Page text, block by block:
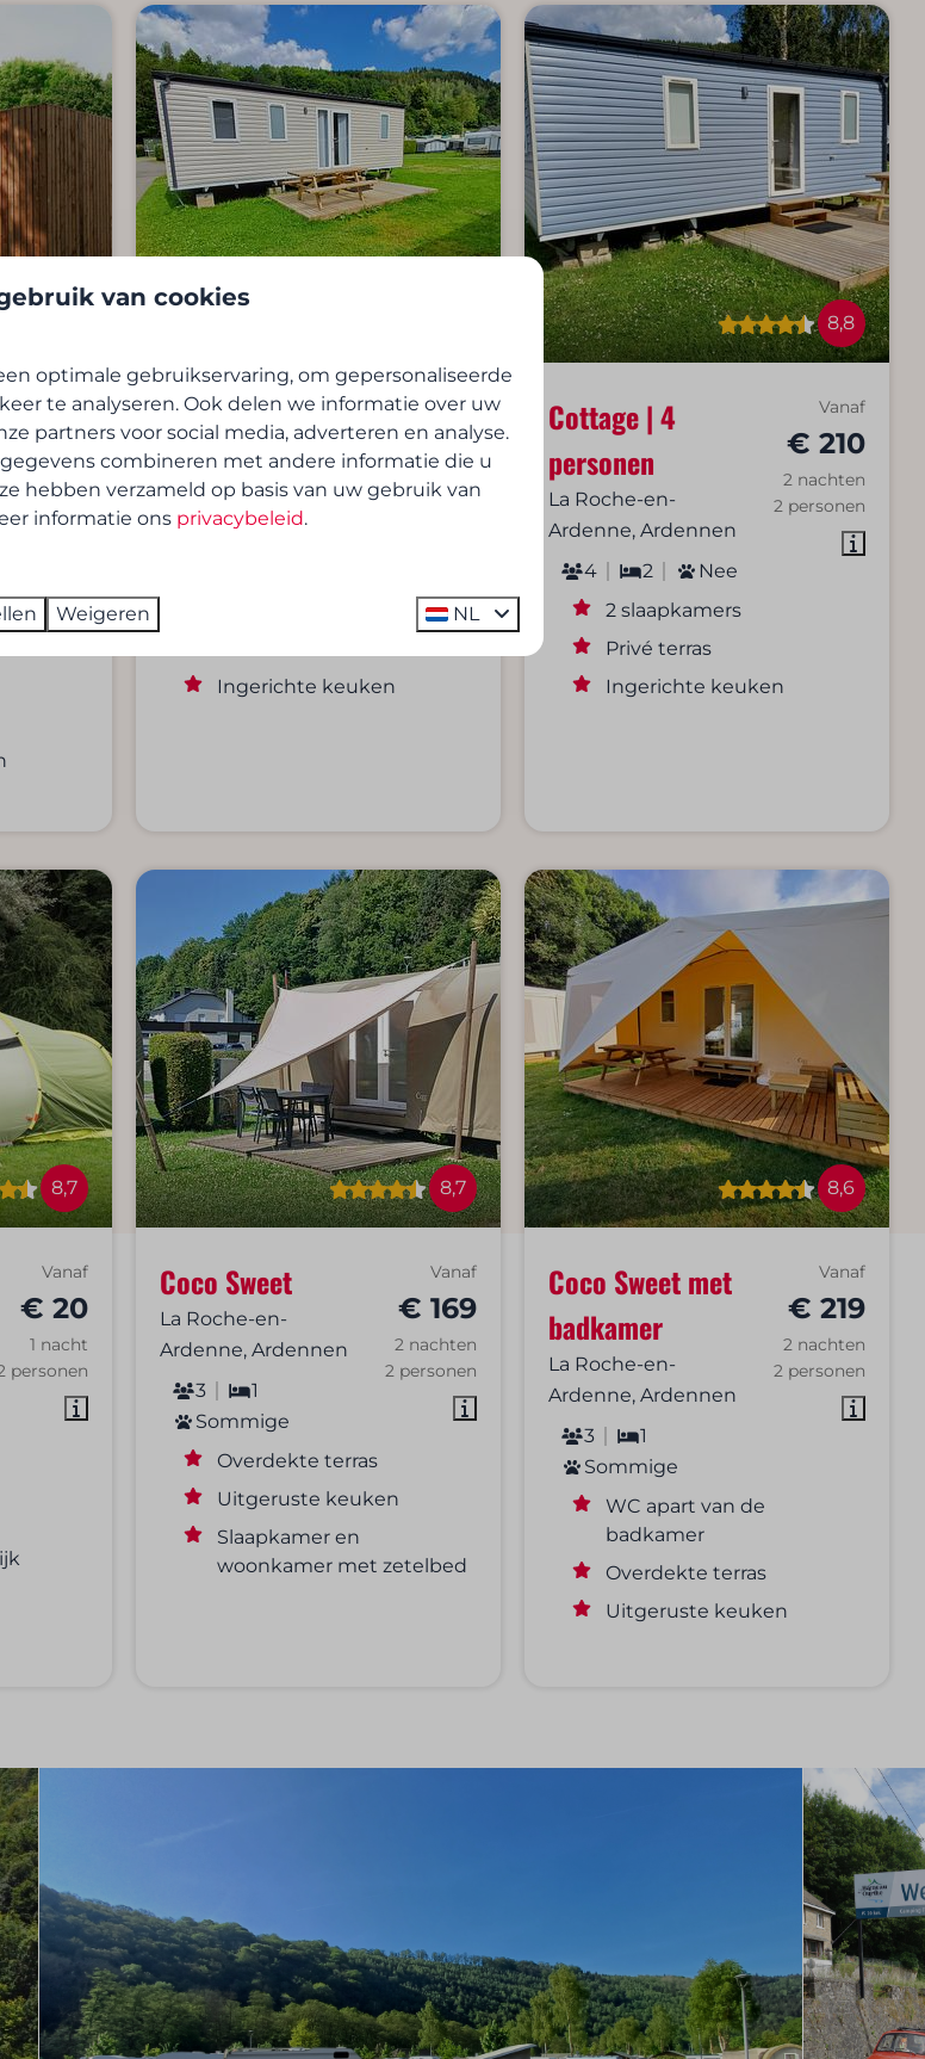
Vanaf
€ 350
2 nachten
2 personen
Vanaf
€ 270
2 nachten
Cottage | 6
personen
La Roche-en-
Ardenne, Ardennen
Ingerichte keuken
8,8
Vanaf
€ 210
2 nachten
2 personen
Cottage | 4
personen
La Roche-en-
Ardenne, Ardennen
4
2
Nee
2 slaapkamers
Privé terras
Ingerichte keuken
8,7
Vanaf
€ 20
1 nacht
personen
8,7
Vanaf
€ 169
2 nachten
2 personen
Coco Sweet
La Roche-en-
Ardenne, Ardennen
3
1
Sommige
Overdekte terras
Uitgeruste keuken
Slaapkamer en
woonkamer met zetelbed
8,6
Vanaf
€ 219
2 nachten
2 personen
Coco Sweet met
badkamer
La Roche-en-
Ardenne, Ardennen
3
1
Sommige
WC apart van de
badkamer
Overdekte terras
Uitgeruste keuken
van cookies
optimale gebruikservaring, om gepersonaliseerde
te analyseren. Ook delen we informatie over uw
partners voor social media, adverteren en analyse.
combineren met andere informatie die u
hebben verzameld op basis van uw gebruik van
informatie ons privacybeleid.
Weigeren NL